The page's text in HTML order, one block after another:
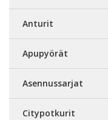
Anturit
Apupyörät
Asennussarjat
Citypotkurit